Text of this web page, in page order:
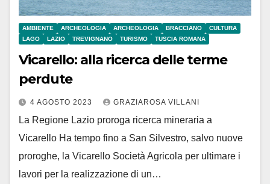
AMBIENTE ARCHEOLOGIA ARCHEOLOGIA BRACCIANO
CULTURA
LAGO
LAZIO TREVIGNANO TURISMO TUSCIA ROMANA
Vicarello: alla ricerca delle terme
perdute
4 AGOSTO 2023 GRAZIAROSA VILLANI
La Regione Lazio proroga ricerca mineraria a
Vicarello Ha tempo fino a San Silvestro, salvo nuove
proroghe, la Vicarello Società Agricola per ultimare i
lavori per la realizzazione di un…